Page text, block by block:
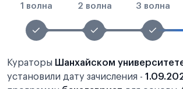
1 волна 2 волна 3 волна
Кураторы Шанхайском
установили дату зачисления -